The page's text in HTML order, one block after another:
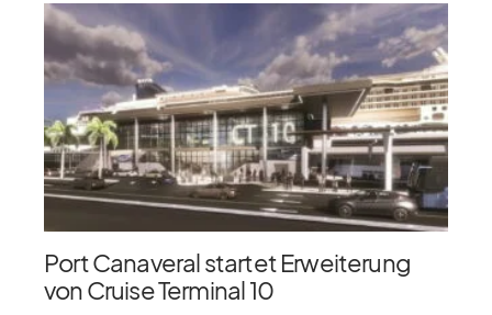
Port Canaveral startet Erweiterung
von Cruise Terminal 10